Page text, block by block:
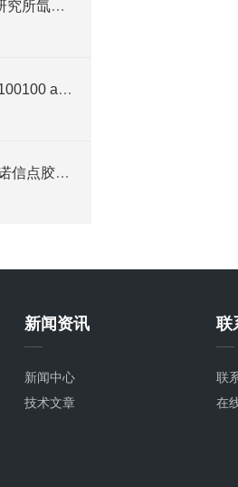
日本SUGAWARA菅原研究所氙气闪光灯 闪频仪附件 脉冲发生器FG-310产品参数
thinksrs斯坦福UGAPM100100 amu过程监视器
解析美国Nordson EFD诺信点胶机 (7017041)：精密的流体点胶解决方案
新闻资讯
新闻中心
技术文章
联
联
在